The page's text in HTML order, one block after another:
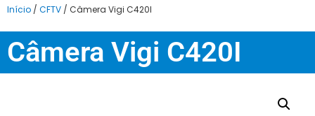
Início / CFTV / Câmera Vigi C420I
Câmera Vigi C420I